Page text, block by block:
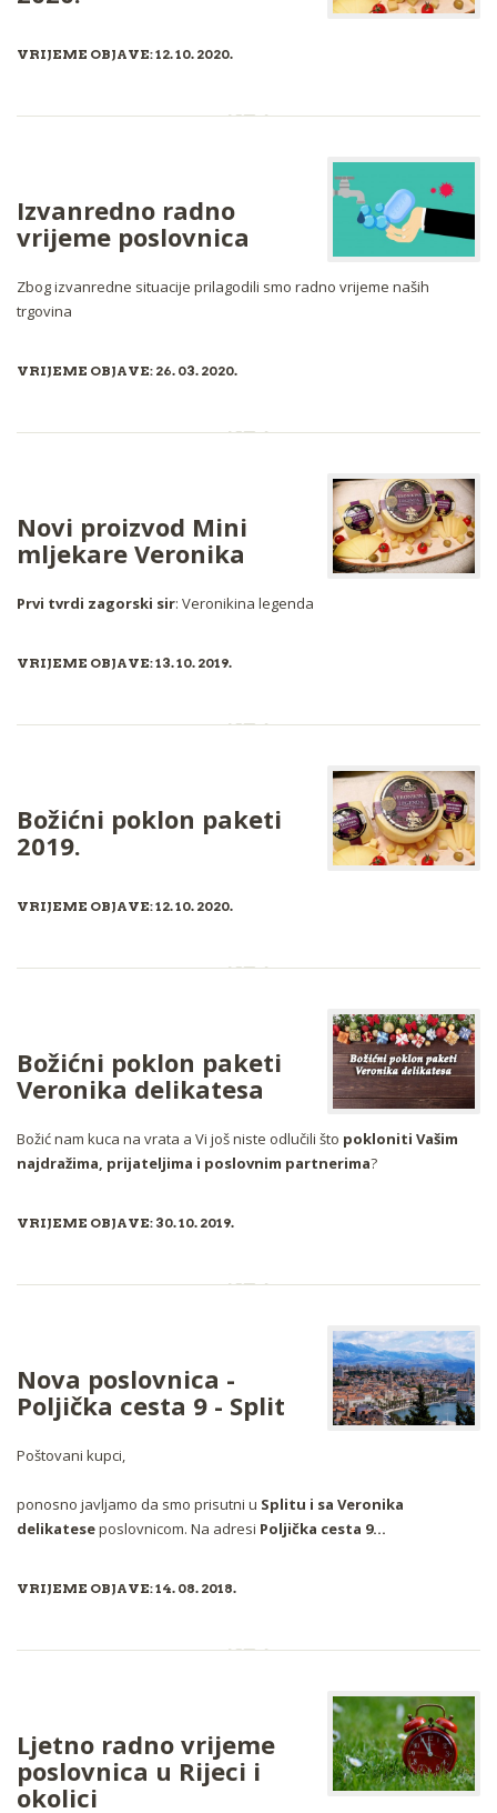
VRIJEME OBJAVE: 12. 10. 2020.
Izvanredno radno
vrijeme poslovnica
Zbog izvanredne situacije prilagodili smo radno vrijeme naših
trgovina
VRIJEME OBJAVE: 26. 03. 2020.
Novi proizvod Mini
mljekare Veronika
Prvi tvrdi zagorski sir: Veronikina legenda
VRIJEME OBJAVE: 13. 10. 2019.
Božićni poklon paketi
2019.
VRIJEME OBJAVE: 12. 10. 2020.
Božićni poklon paketi
Veronika delikatesa
Božić nam kuca na vrata a Vi još niste odlučili što pokloniti Vašim
najdražima, prijateljima i poslovnim partnerima?
VRIJEME OBJAVE: 30. 10. 2019.
Nova poslovnica -
Poljička cesta 9 - Split
Poštovani kupci,
ponosno javljamo da smo prisutni u Splitu i sa Veronika
delikateseposlovnicom. Na adresi Poljička cesta 9...
VRIJEME OBJAVE: 14. 08. 2018.
Ljetno radno vrijeme
poslovnica u Rijeci i
okolici